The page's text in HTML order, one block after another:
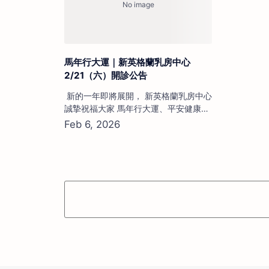
馬年行大運｜新英格蘭乳房中心
2/21（六）開診公告
新的一年即將展開， 新英格蘭乳房中心
誠摯祝福大家 馬年行大運、平安健康、
心想事成。 為持續守護女性乳房健康，
篩檢服務（符合資格者） 新的一年，健